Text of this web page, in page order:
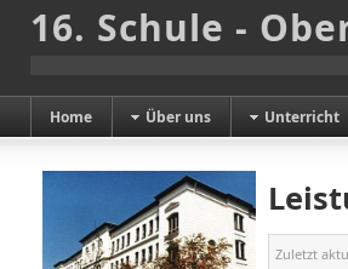
16. Schule -
Home Über uns Unterricht
Zuletzt